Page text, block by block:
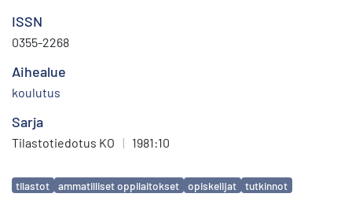
ISSN
0355-2268
Aihealue
koulutus
Sarja
Tilastotiedotus KO | 1981:10
Avainsanat
tilastot ammatilliset oppilaitokset opiskelijat tutkinnot